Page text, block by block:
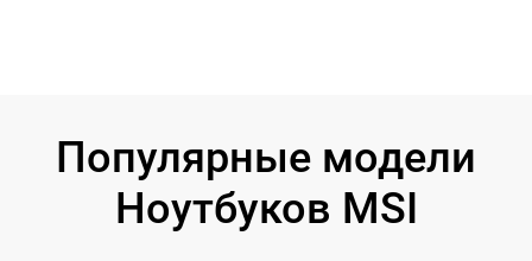
Популярные модели
Ноутбуков MSI